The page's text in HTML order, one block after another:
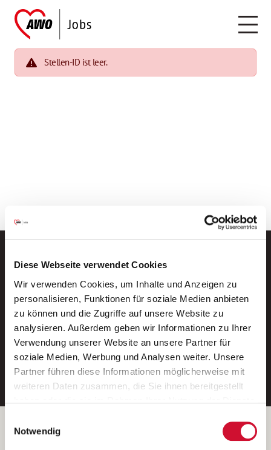
Diese Webseite verwendet Cookies
Wir verwenden Cookies, um Inhalte und Anzeigen zu
personalisieren, Funktionen für soziale Medien anbieten
zu können und die Zugriffe auf unsere Website zu
analysieren. Außerdem geben wir Informationen zu Ihrer
Verwendung unserer Website an unsere Partner für
soziale Medien, Werbung und Analysen weiter. Unsere
Partner führen diese Informationen möglicherweise mit
weiteren Daten zusammen, die Sie ihnen bereitgestellt
Wenn Sie auf „Cookies zulassen“ klicken, so stimmen
Sie der Speicherung sämtlicher Cookies zu. Sie können
Notwendig
Stellen-ID ist leer.
Neue Stellen per E-Mail.
Ein kostenloser Service von AWO
Jobs.
E-Mail-Adresse eintragen
Betreiber der Webseite